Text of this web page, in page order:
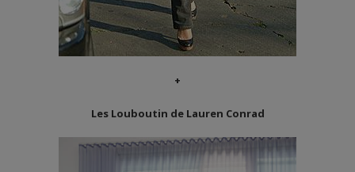
+
Les Louboutin de Lauren Conrad